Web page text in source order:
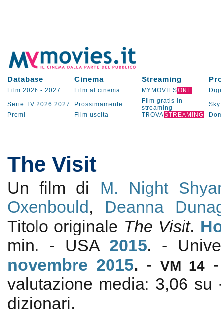
Database Cinema Streaming
Film 2026 - 2027 Film al cinema MYMOVIESONE
Serie TV 2026 2027 Prossimamente
Film gratis in
streaming
Sky
Premi
Film uscita TROVASTREAMING
The Visit
Un film di M. Night
Oxenbould, Deanna
Titolo originale The Visit.
min. - USA 2015. -
novembre 2015. - VM 14
valutazione media: 3,06 su
dizionari.